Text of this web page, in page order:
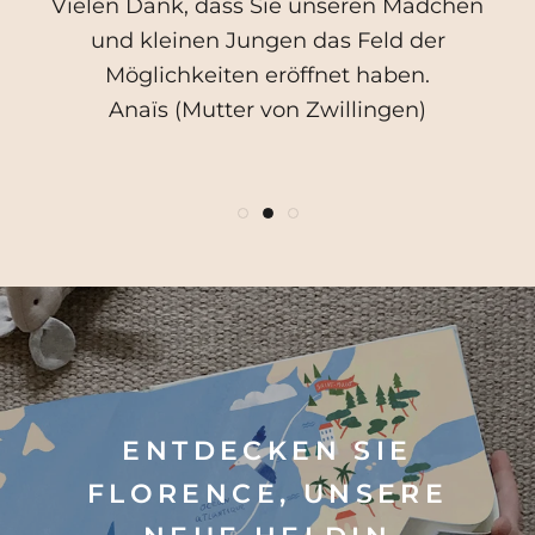
die ich meinen Kindern weitergeben
möchte.
Maeva (Mutter von 3 Minis)
Vielen Dank, dass Sie unseren Mädchen
und kleinen Jungen das Feld der
Möglichkeiten eröffnet haben.
Anaïs (Mutter von Zwillingen)
des ersten Buches. Ich freue mich auf die
Fortsetzung!
Suzanne (Mutter eines 5-Jährigen)
ENTDECKEN SIE
FLORENCE, UNSERE